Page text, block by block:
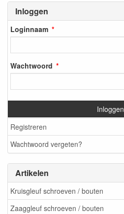
Inloggen
Loginnaam
Wachtwoord
Inloggen
Registreren
Wachtwoord vergeten?
Artikelen
Kruisgleuf schroeven / bouten
Zaaggleuf schroeven / bouten